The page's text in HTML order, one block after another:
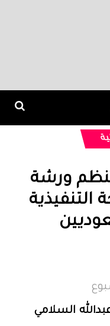
ورشة
التنفيذية
السلامي